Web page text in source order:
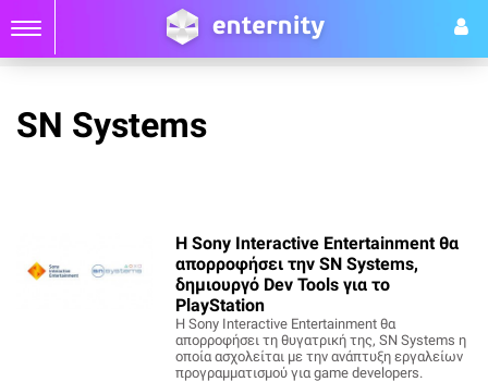
SN Systems
Η Sony Interactive Entertainment θα
απορροφήσει την SN Systems,
δημιουργό Dev Tools για το
PlayStation
Η Sony Interactive Entertainment θα
απορροφήσει τη θυγατρική της, SN Systems η
οποία ασχολείται με την ανάπτυξη εργαλείων
προγραμματισμού για game developers.